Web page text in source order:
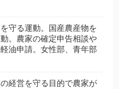
守る運動。国産農産物を
。農家の確定申告相談や
油申請。女性部、青年部
経営を守る目的で農家が